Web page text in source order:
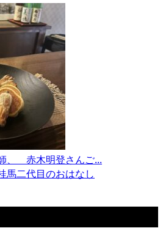
、 赤木明登さんご...
馬二代目のおはなし